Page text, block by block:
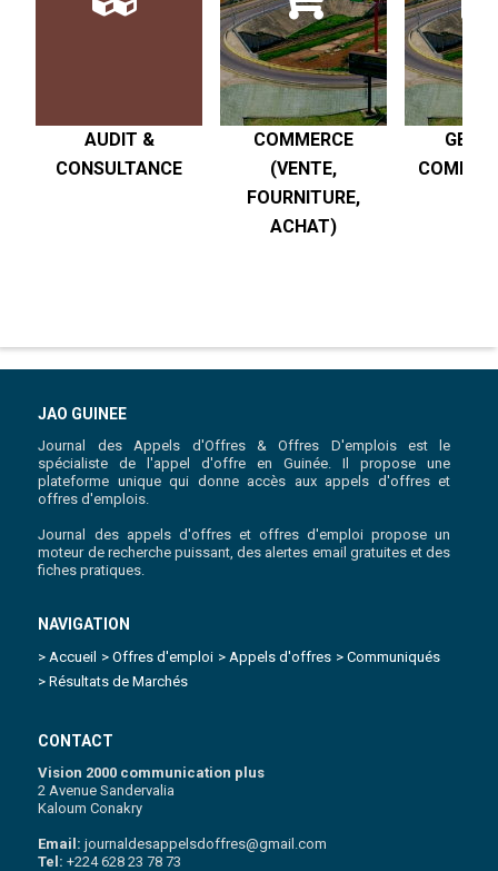
AUDIT &
CONSULTANCE
COMMERCE
(VENTE,
FOURNITURE,
ACHAT)
JAO GUINEE
Journal des Appels d'Offres & Offres D'emplois est le
spécialiste de l'appel d'offre en Guinée. Il propose une
plateforme unique qui donne accès aux appels d'offres et
offres d'emplois.
Journal des appels d'offres et offres d'emploi propose un
moteur de recherche puissant, des alertes email gratuites et des
fiches pratiques.
NAVIGATION
> Accueil > Offres d'emploi > Appels d'offres > Communiqués
> Résultats de Marchés
CONTACT
Vision 2000 communication plus
2 Avenue Sandervalia
Kaloum Conakry
Email:journaldesappelsdoffres@gmail.com
Tel:+224 628 23 78 73